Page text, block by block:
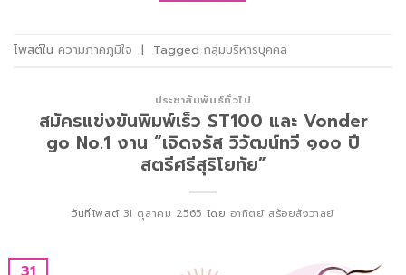
โพสต์ใน ความภาคภูมิใจ | Tagged กลุ่มบริหารบุคคล
ประชาสัมพันธ์ทั่วไป
สมัครแข่งขันพิมพ์เร็ว ST100 และ Vonder
go No.1 งาน “เจิดจรัส วิวัฒน์ทวี ๑๐๐ ปี
สตรีศรีสุริโยทัย”
วันที่โพสต์ 31 ตุลาคม 2565 โดย อาทิตย์ สร้อยสังวาลย์